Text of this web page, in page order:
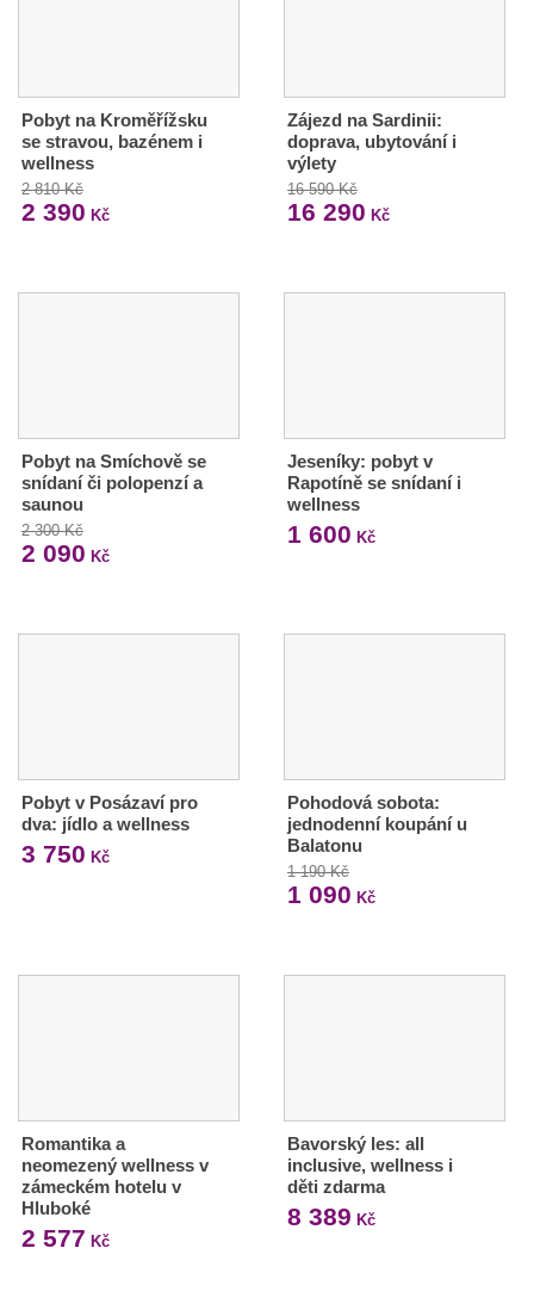
Pobyt na Kroměřížsku
se stravou, bazénem i
wellness
2 810 Kč
2 390 Kč
Zájezd na Sardinii:
doprava, ubytování i
výlety
16 590 Kč
16 290 Kč
Pobyt na Smíchově se
snídaní či polopenzí a
saunou
2 300 Kč
2 090 Kč
Jeseníky: pobyt v
Rapotíně se snídaní i
wellness
1 600 Kč
Pobyt v Posázaví pro
dva: jídlo a wellness
3 750 Kč
Pohodová sobota:
jednodenní koupání u
Balatonu
1 190 Kč
1 090 Kč
Romantika a
neomezený wellness v
zámeckém hotelu v
Hluboké
2 577 Kč
Bavorský les: all
inclusive, wellness i
děti zdarma
8 389 Kč